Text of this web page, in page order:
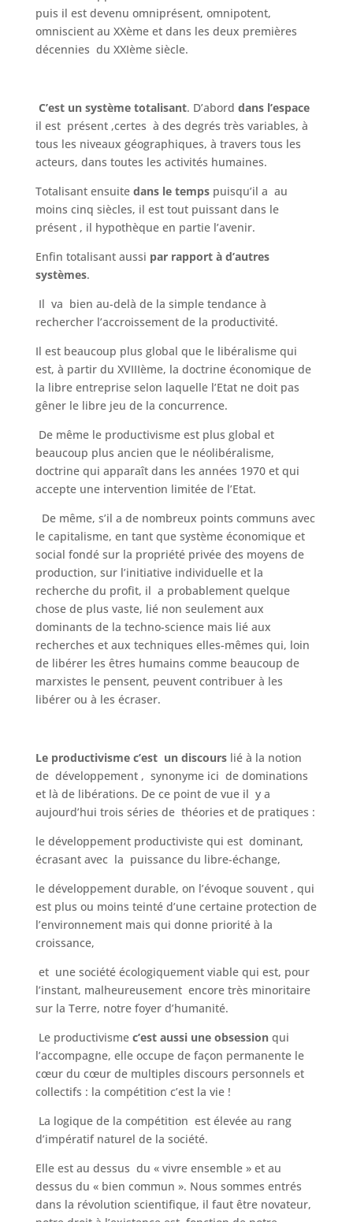
puis il est devenu omniprésent, omnipotent,
omniscient au XXème et dans les deux premières
décennies du XXIème siècle.
C’est un système totalisant. D’abord dans l’espace
il est présent ,certes à des degrés très variables, à
tous les niveaux géographiques, à travers tous les
acteurs, dans toutes les activités humaines.
Totalisant ensuite dans le tempspuisqu’il a au
moins cinq siècles, il est tout puissant dans le
présent , il hypothèque en partie l’avenir.
Enfin totalisant aussi par rapport à d’autres
systèmes.
Il va bien au-delà de la simple tendance à
rechercher l’accroissement de la productivité.
Il est beaucoup plus global que le libéralisme qui
est, à partir du XVIIIème, la doctrine économique de
la libre entreprise selon laquelle l’Etat ne doit pas
gêner le libre jeu de la concurrence.
De même le productivisme est plus global et
beaucoup plus ancien que le néolibéralisme,
doctrine qui apparaît dans les années 1970 et qui
accepte une intervention limitée de l’Etat.
De même, s’il a de nombreux points communs avec
le capitalisme, en tant que système économique et
social fondé sur la propriété privée des moyens de
production, sur l’initiative individuelle et la
recherche du profit, il a probablement quelque
chose de plus vaste, lié non seulement aux
dominants de la techno-science mais lié aux
recherches et aux techniques elles-mêmes qui, loin
de libérer les êtres humains comme beaucoup de
marxistes le pensent, peuvent contribuer à les
libérer ou à les écraser.
Le productivisme c’est un discourslié à la notion
de développement , synonyme ici de dominations
et là de libérations. De ce point de vue il y a
aujourd’hui trois séries de théories et de pratiques :
le développement productiviste qui est dominant,
écrasant avec la puissance du libre-échange,
le développement durable, on l’évoque souvent , qui
est plus ou moins teinté d’une certaine protection de
l’environnement mais qui donne priorité à la
croissance,
et une société écologiquement viable qui est, pour
l’instant, malheureusement encore très minoritaire
sur la Terre, notre foyer d’humanité.
Le productivisme c’est aussi une obsessionqui
l’accompagne, elle occupe de façon permanente le
cœur du cœur de multiples discours personnels et
collectifs : la compétition c’est la vie !
La logique de la compétition est élevée au rang
d’impératif naturel de la société.
Elle est au dessus du « vivre ensemble » et au
dessus du « bien commun ». Nous sommes entrés
dans la révolution scientifique, il faut être novateur,